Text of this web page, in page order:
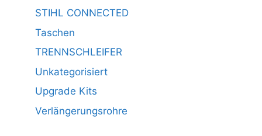
STIHL CONNECTED
Taschen
TRENNSCHLEIFER
Unkategorisiert
Upgrade Kits
Verlängerungsrohre